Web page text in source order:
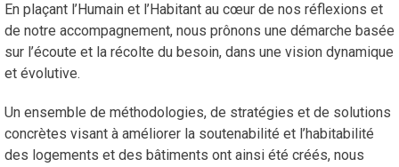
En plaçant l’Humain et l’Habitant au cœur de nos réflexions et
de notre accompagnement, nous prônons une démarche basée
sur l’écoute et la récolte du besoin, dans une vision dynamique
et évolutive.
Un ensemble de méthodologies, de stratégies et de solutions
concrètes visant à améliorer la soutenabilité et l’habitabilité
des logements et des bâtiments ont ainsi été créés, nous